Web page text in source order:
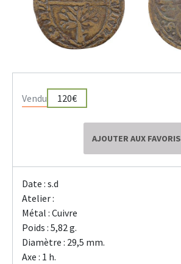
Vendu 120€
AJOUTER AUX FAVORIS
Date : s.d
Atelier :
Métal : Cuivre
Poids : 5,82 g.
Diamètre : 29,5 mm.
Axe : 1 h.